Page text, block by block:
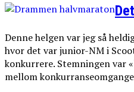
Denne helgen var jeg så
hvor det var junior-NM i
konkurrere. Stemningen var
mellom